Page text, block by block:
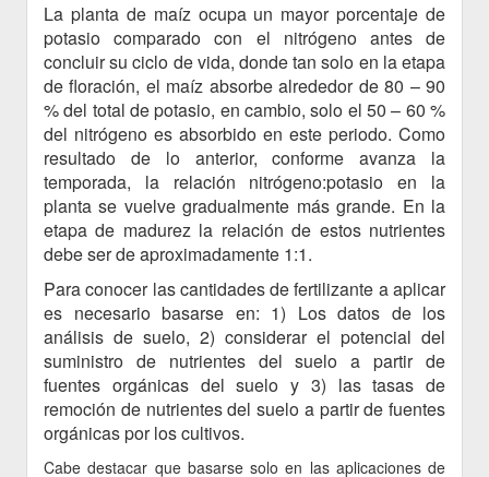
La planta de maíz ocupa un mayor porcentaje de
potasio comparado con el nitrógeno antes de
concluir su ciclo de vida, donde tan solo en la etapa
de floración, el maíz absorbe alrededor de 80 – 90
% del total de potasio, en cambio, solo el 50 – 60 %
del nitrógeno es absorbido en este periodo. Como
resultado de lo anterior, conforme avanza la
temporada, la relación nitrógeno:potasio en la
planta se vuelve gradualmente más grande. En la
etapa de madurez la relación de estos nutrientes
debe ser de aproximadamente 1:1.
Para conocer las cantidades de fertilizante a aplicar
es necesario basarse en: 1) Los datos de los
análisis de suelo, 2) considerar el potencial del
suministro de nutrientes del suelo a partir de
fuentes orgánicas del suelo y 3) las tasas de
remoción de nutrientes del suelo a partir de fuentes
orgánicas por los cultivos.
Cabe destacar que basarse solo en las aplicaciones de